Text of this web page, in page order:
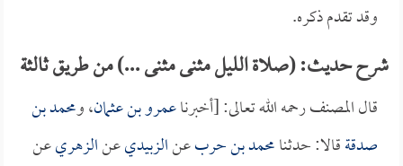
وقد تقدم ذكره.
شرح حديث: (صلاة الليل مثنى مثنى ...) من طريق ثالثة
قال المصنف رحمه الله تعالى: [أخبرناعمرو بن عثمان، ومحمد بن
صدقةقالا: حدثنامحمد بن حربعنالزبيديعنالزهريعن